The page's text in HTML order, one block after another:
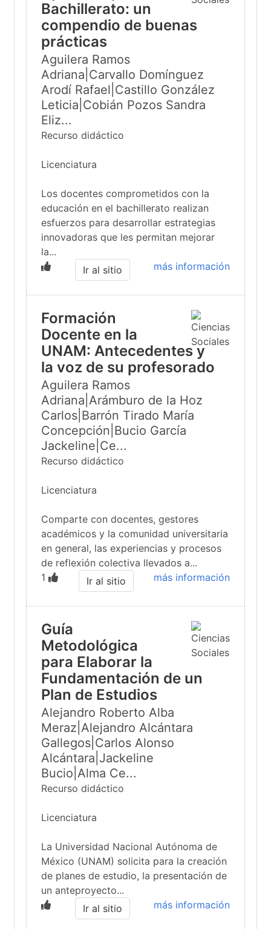
Bachillerato: un
compendio de buenas
prácticas
Aguilera Ramos
Adriana|Carvallo Domínguez
Arodí Rafael|Castillo González
Leticia|Cobián Pozos Sandra
Eliz...
Recurso didáctico
Licenciatura
Los docentes comprometidos con la
educación en el bachillerato realizan
esfuerzos para desarrollar estrategias
innovadoras que les permitan mejorar
la...
más información
Ir al sitio
Formación
Docente en la
UNAM: Antecedentes y
la voz de su profesorado
Aguilera Ramos
Adriana|Arámburo de la Hoz
Carlos|Barrón Tirado María
Concepción|Bucio García
Jackeline|Ce...
Recurso didáctico
Licenciatura
Comparte con docentes, gestores
académicos y la comunidad universitaria
en general, las experiencias y procesos
de reflexión colectiva llevados a...
1
más información
Ir al sitio
Guía
Metodológica
para Elaborar la
Fundamentación de un
Plan de Estudios
Alejandro Roberto Alba
Meraz|Alejandro Alcántara
Gallegos|Carlos Alonso
Alcántara|Jackeline
Bucio|Alma Ce...
Recurso didáctico
Licenciatura
La Universidad Nacional Autónoma de
México (UNAM) solicita para la creación
de planes de estudio, la presentación de
un anteproyecto...
más información
Ir al sitio